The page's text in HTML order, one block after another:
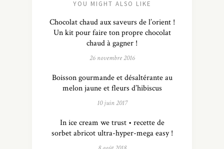
YOU MIGHT ALSO LIKE
Chocolat chaud aux saveurs de l’orient !
Un kit pour faire ton propre chocolat
chaud à gagner !
26 novembre 2016
Boisson gourmande et désaltérante au
melon jaune et fleurs d’hibiscus
10 juin 2017
In ice cream we trust • recette de
sorbet abricot ultra-hyper-mega easy !